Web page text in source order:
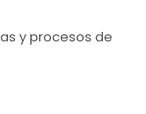
y procesos de